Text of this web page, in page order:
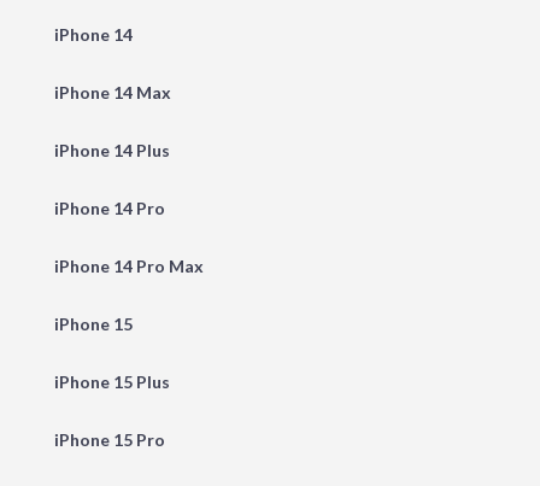
iPhone 14
iPhone 14 Max
iPhone 14 Plus
iPhone 14 Pro
iPhone 14 Pro Max
iPhone 15
iPhone 15 Plus
iPhone 15 Pro